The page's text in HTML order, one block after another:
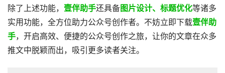
除了上述功能， 壹伴助手还具备图片设计、标题优化等诸多
实用功能，全方位助力公众号创作者。不妨立即下载壹伴助
手，开启高效、便捷的公众号创作之旅，让你的文章在众多
推文中脱颖而出，吸引更多读者关注。